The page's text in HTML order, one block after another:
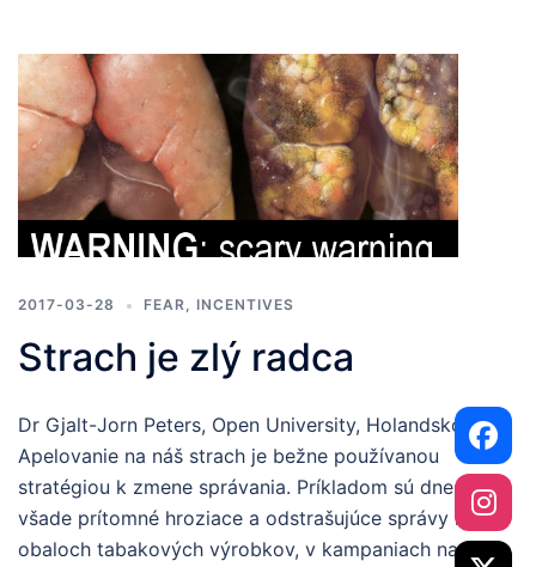
2017-03-28 FEAR, INCENTIVES
Strach je zlý radca
Dr Gjalt-Jorn Peters, Open University, Holandsko
Apelovanie na náš strach je bežne používanou
stratégiou k zmene správania. Príkladom sú dnes
všade prítomné hroziace a odstrašujúce správy na
obaloch tabakových výrobkov, v kampaniach na